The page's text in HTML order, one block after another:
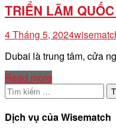
TRIỂN LÃM
4 Tháng 5, 2024
Dubai là trung tâm, cửa
Read more
Tìm
kiếm
cho:
Dịch vụ của Wisematch